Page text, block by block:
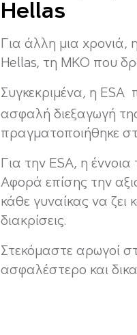
Hellas
Για άλλη μια
Hellas, τη ΜΚΟ που
Συγκεκριμένα, η ΕSA
ασφαλή διεξαγωγή
πραγματοποιήθηκε
Για την ESA, η
Αφορά επίσης την
κάθε γυναίκας να ζει
διακρίσεις.
Στεκόμαστε αρωγοί
ασφαλέστερο και